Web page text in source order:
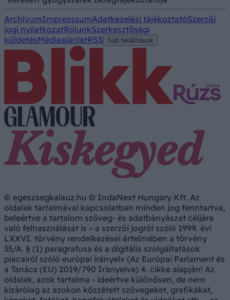
ArchívumImpresszumAdatkezelési tájékoztatóSzerzői
jogi nyilatkozatRólunkSzerkesztőségi
küldetésMédiaajánlatRSS Süti beállítások
© egeszsegkalauz.hu © IndaNext Hungary Kft. Az
oldalak tartalmával kapcsolatban minden jog fenntartva,
beleértve a tartalom szöveg- és adatbányászat céljára
való felhasználását is – a szerzői jogról szóló 1999. évi
LXXVI. törvény rendelkezései értelmében a törvény
35/A. § (1) paragrafusa és a digitális szolgáltatások
piacairól szóló európai irányelv (Az Európai Parlament és
a Tanács (EU) 2019/790 Irányelve) 4. cikke alapján! Az
oldalak, azok tartalma - ideértve különösen, de nem
kizárólag az azokon közzétett szövegeket, grafikákat,